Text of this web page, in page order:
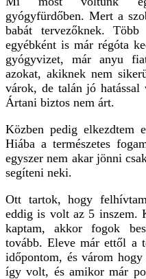
gyógyfürdőben. Mert a
babát tervezőknek.
egyébként is már régóta
gyógyvizet, már anyu
azokat, akiknek nem
várok, de talán jó hatással
Ártani biztos nem árt.
Közben pedig elkezdtem
Hiába a természetes
egyszer nem akar jönni
segíteni neki.
Ott tartok, hogy
eddig is volt az 5 inszem.
kaptam, akkor fogok
tovább. Eleve már ettől a
időpontom, és várom
így volt, és amikor már